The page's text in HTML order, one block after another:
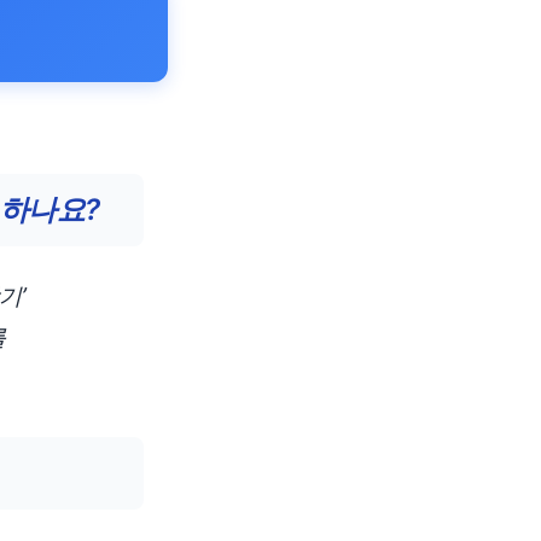
나요?
’